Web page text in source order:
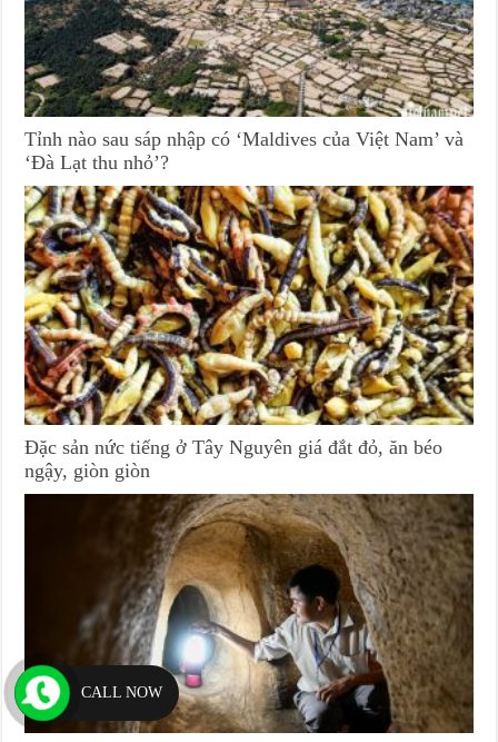
Tỉnh nào sau sáp nhập có ‘Maldives của Việt Nam’ và
‘Đà Lạt thu nhỏ’?
Đặc sản nức tiếng ở Tây Nguyên giá đắt đỏ, ăn béo
ngậy, giòn giòn
CALL NOW